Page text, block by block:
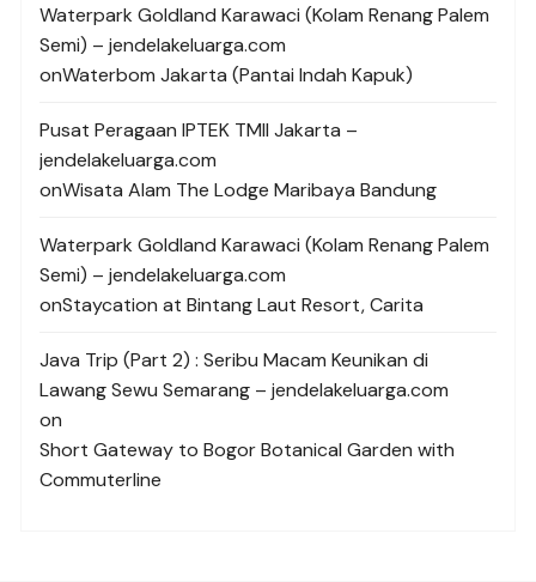
Waterpark Goldland Karawaci (Kolam Renang Palem
Semi) – jendelakeluarga.com
onWaterbom Jakarta (Pantai Indah Kapuk)
Pusat Peragaan IPTEK TMII Jakarta –
jendelakeluarga.com
onWisata Alam The Lodge Maribaya Bandung
Waterpark Goldland Karawaci (Kolam Renang Palem
Semi) – jendelakeluarga.com
onStaycation at Bintang Laut Resort, Carita
Java Trip (Part 2) : Seribu Macam Keunikan di
Lawang Sewu Semarang – jendelakeluarga.com
on
Short Gateway to Bogor Botanical Garden with
Commuterline